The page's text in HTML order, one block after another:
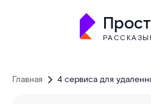
Главная
4 сервиса для